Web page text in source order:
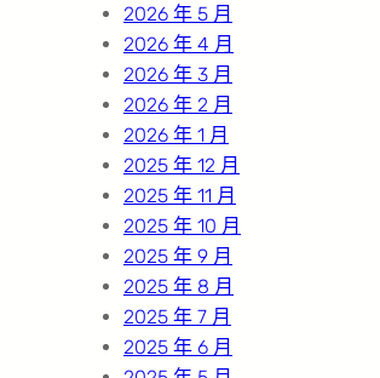
2026 年 5 月
2026 年 4 月
2026 年 3 月
2026 年 2 月
2026 年 1 月
2025 年 12 月
2025 年 11 月
2025 年 10 月
2025 年 9 月
2025 年 8 月
2025 年 7 月
2025 年 6 月